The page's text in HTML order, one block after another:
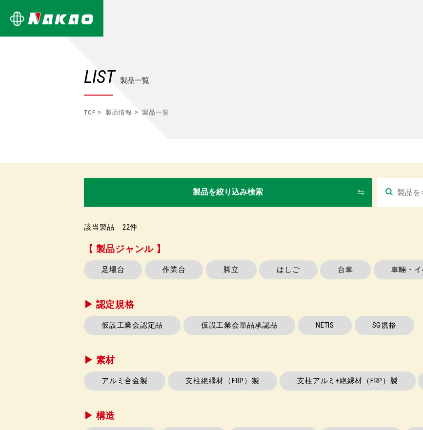
LIST 製品一覧
TOP 製品情報 製品一覧
製品を絞り込み検索
該当製品 22件
【 製品ジャンル 】
足場台 作業台 脚立 はしご 台車 車輛・イ
▶︎ 認定規格
仮設工業会認定品 仮設工業会単品承認品 NETIS SG規格
▶︎ 素材
アルミ合金製 支柱絶縁材（FRP）製 支柱アルミ+絶縁材（FRP）製
▶︎ 構造